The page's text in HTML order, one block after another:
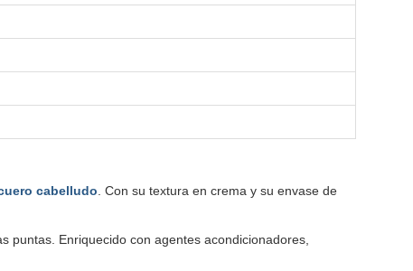
cabelludo . Con su textura en crema y su envase de
puntas. Enriquecido con agentes acondicionadores,